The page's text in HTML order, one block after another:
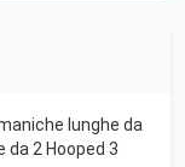
lunghe da
2 Hooped 3